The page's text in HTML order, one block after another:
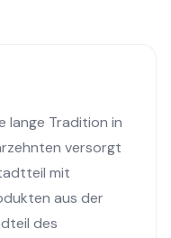
lange Tradition in
versorgt
mit
aus der
des